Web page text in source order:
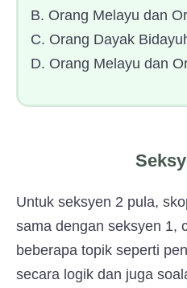
B. Orang Melayu dan
C. Orang Dayak
D. Orang Melayu dan
Untuk seksyen 2 pula,
sama dengan seksyen 1,
beberapa topik seperti
secara logik dan juga